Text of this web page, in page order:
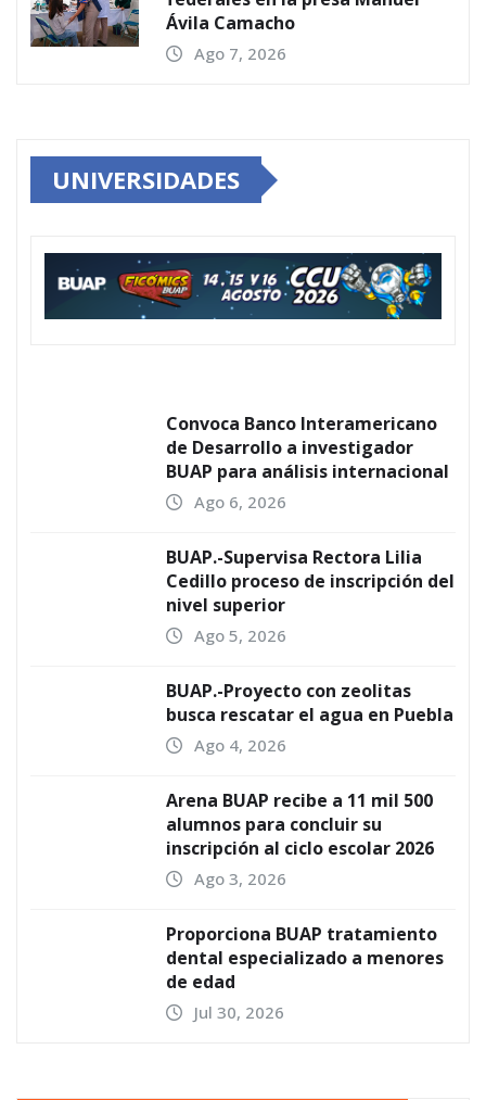
Ávila Camacho
Ago 7, 2026
UNIVERSIDADES
Convoca Banco Interamericano
de Desarrollo a investigador
BUAP para análisis internacional
Ago 6, 2026
BUAP.-Supervisa Rectora Lilia
Cedillo proceso de inscripción del
nivel superior
Ago 5, 2026
BUAP.-Proyecto con zeolitas
busca rescatar el agua en Puebla
Ago 4, 2026
Arena BUAP recibe a 11 mil 500
alumnos para concluir su
inscripción al ciclo escolar 2026
Ago 3, 2026
Proporciona BUAP tratamiento
dental especializado a menores
de edad
Jul 30, 2026